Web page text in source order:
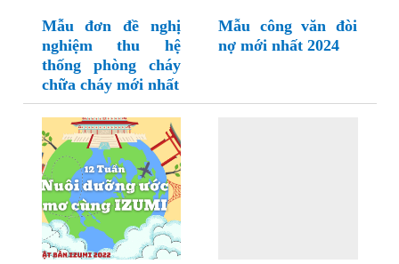
Mẫu đơn đề nghị
nghiệm thu hệ
thống phòng cháy
chữa cháy mới nhất
Mẫu công văn đòi
nợ mới nhất 2024